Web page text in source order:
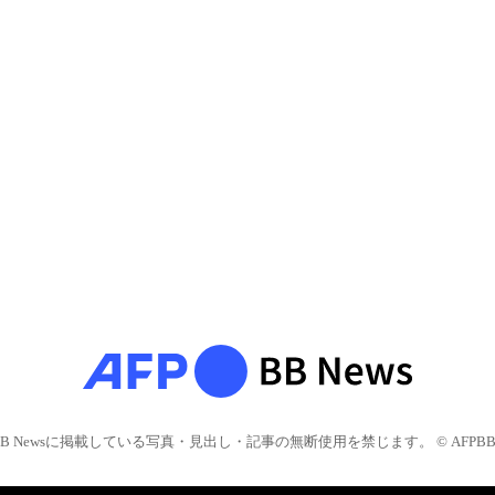
Newsに掲載している写真・見出し・記事の無断使用を禁じます。 © AFPBB